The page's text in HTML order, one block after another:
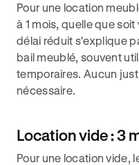
Pour une location
à 1 mois, quelle que
délai réduit s'explique
bail meublé, souvent
temporaires. Aucun
nécessaire.
Location vide : 3
Pour une location vide,